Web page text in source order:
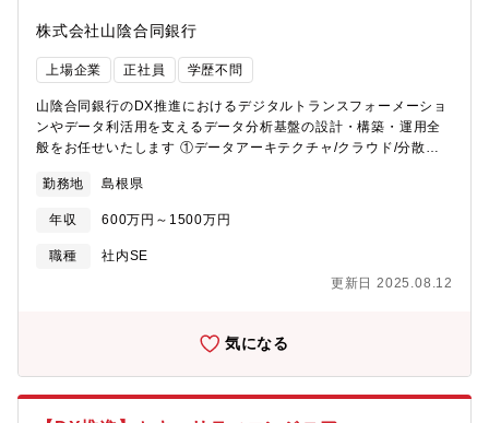
株式会社山陰合同銀行
上場企業 正社員 学歴不問
山陰合同銀行のDX推進におけるデジタルトランスフォーメーショ
ンやデータ利活用を支えるデータ分析基盤の設計・構築・運用全
般をお任せいたします ①データアーキテクチャ/クラウド/分散処
用途や活用目的に応じた環境の構築 ②データパイプラインの維持
【担当部署】IT統括部※配置換：あり
勤務地 島根県
年収 600万円～1500万円
職種
社内SE
更新日 2025.08.12
気になる